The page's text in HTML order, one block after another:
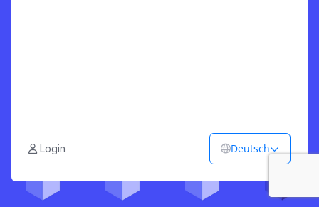
Login Deutsch